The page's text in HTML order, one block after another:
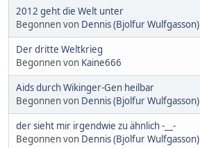
2012 geht die Welt unter
Begonnen von Dennis (Bjolfur Wulfgasson)
Der dritte Weltkrieg
Begonnen von Kaine666
Aids durch Wikinger-Gen heilbar
Begonnen von Dennis (Bjolfur Wulfgasson)
der sieht mir irgendwie zu ähnlich -__-
Begonnen von Dennis (Bjolfur Wulfgasson)